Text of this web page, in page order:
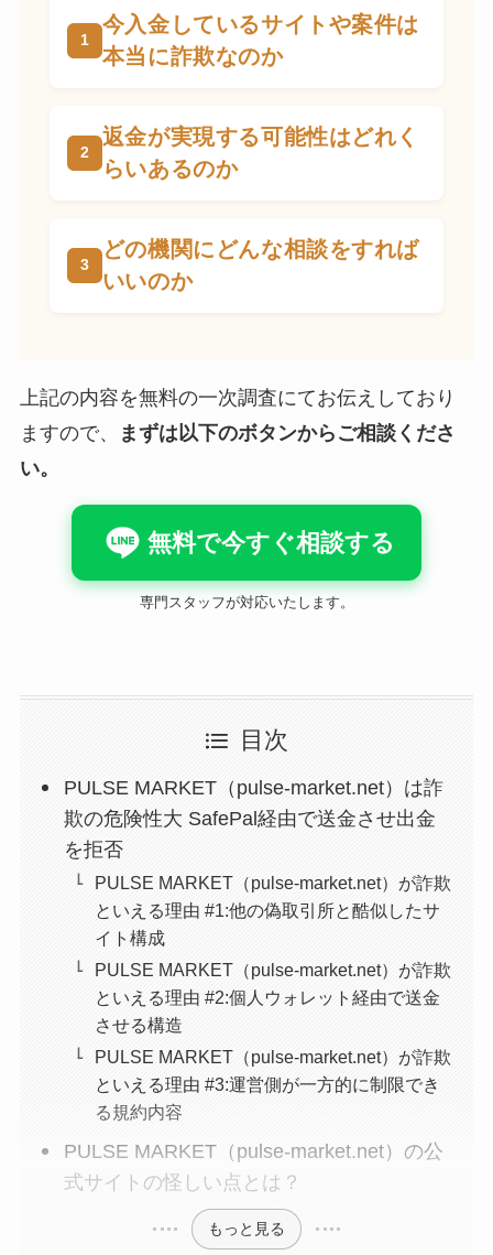
今入金しているサイトや案件は
本当に詐欺なのか
返金が実現する可能性はどれく
らいあるのか
どの機関にどんな相談をすれば
いいのか
上記の内容を無料の一次調査にてお伝えしており
ますので、
まずは以下のボタンからご相談くださ
い。
無料で今すぐ相談する
専門スタッフが対応いたします。
目次
PULSE MARKET（pulse-market.net）は詐
欺の危険性大 SafePal経由で送金させ出金
を拒否
PULSE MARKET（pulse-market.net）が詐欺
といえる理由 #1:他の偽取引所と酷似したサ
イト構成
PULSE MARKET（pulse-market.net）が詐欺
といえる理由 #2:個人ウォレット経由で送金
させる構造
PULSE MARKET（pulse-market.net）が詐欺
といえる理由 #3:運営側が一方的に制限でき
る規約内容
PULSE MARKET（pulse-market.net）の公
式サイトの怪しい点とは？
もっと見る